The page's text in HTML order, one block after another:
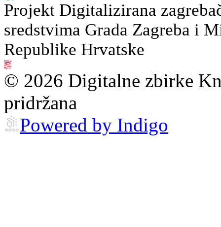
Projekt Digitalizirana
sredstvima Grada Zagreba i
Republike Hrvatske
© 2026 Digitalne zbirke
pridržana
Powered by Indigo